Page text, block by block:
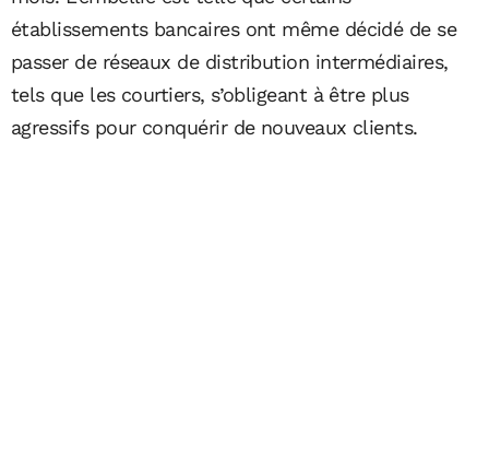
établissements bancaires ont même décidé de se
passer de réseaux de distribution intermédiaires,
tels que les courtiers, s’obligeant à être plus
agressifs pour conquérir de nouveaux clients.